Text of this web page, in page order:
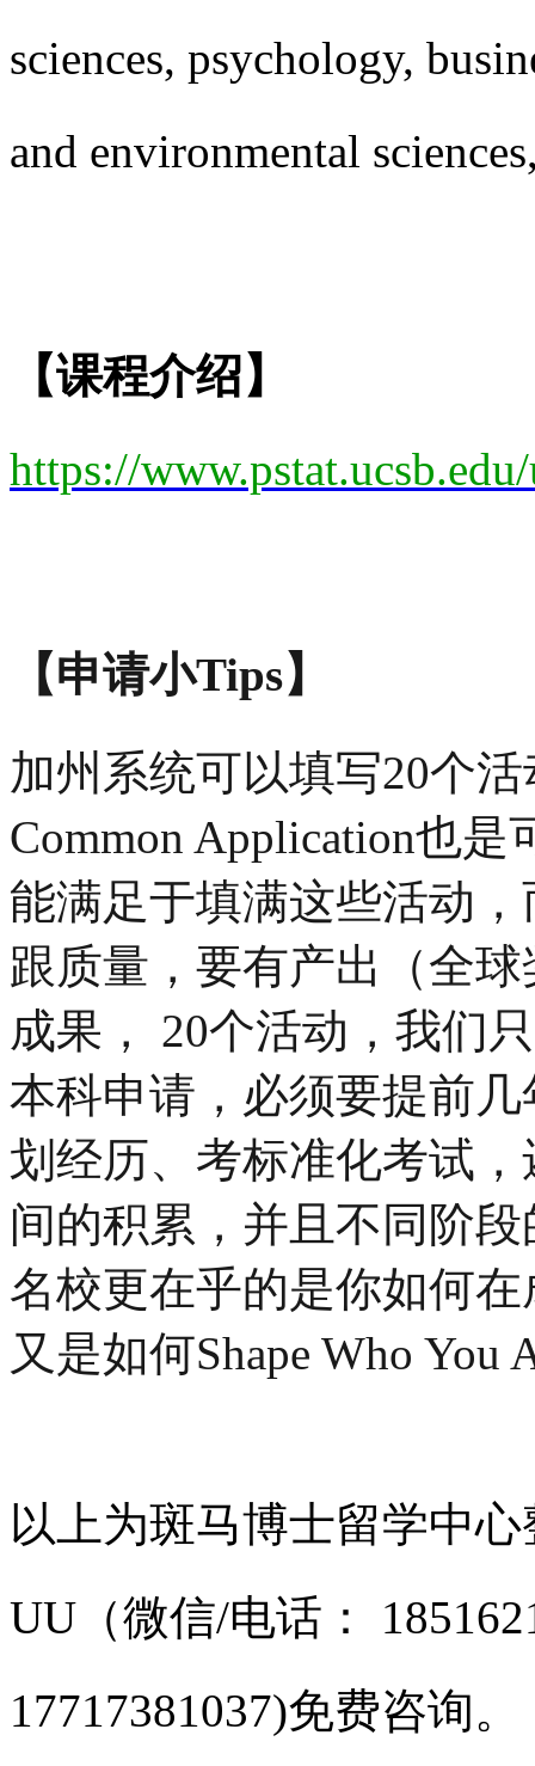
sciences, psychology,
and environmental
【课程介绍】
https://
【申请小Tips】
加州系统可以填写20个
Common Application也
能满足于填满这些活动
跟质量，要有产出（全
成果， 20个活动，我们
本科申请，必须要提前
划经历、考标准化考试
间的积累，并且不同阶
名校更在乎的是你如何
又是如何Shape Who You
以上为斑马博士留学中
UU（微信/电话：
17717381037)免费咨询。